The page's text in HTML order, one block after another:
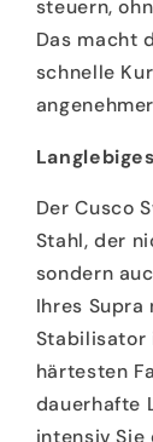
steuern,
Das macht
schnelle
Der Cusco
Stahl, der
sondern
Ihres
Stabilisator
härtesten
dauerhafte
intensiv Sie